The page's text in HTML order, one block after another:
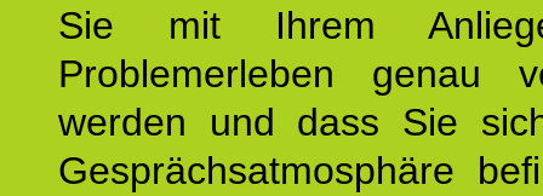
Sie mit Ihrem
Problemerleben genau
werden und dass Sie
Gesprächsatmosphäre